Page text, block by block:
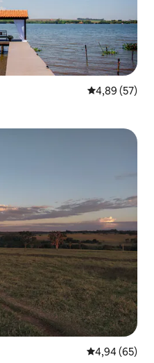
4,89 av 5 i
4,89 (57)
4,94 av 5 i
4,94 (65)